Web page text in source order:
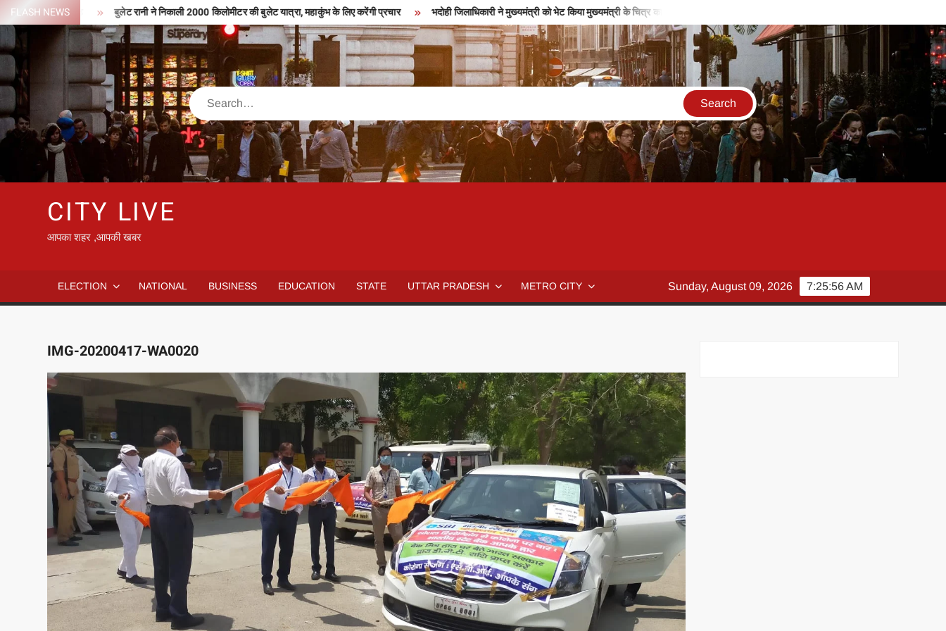
Skip
to
content
FLASH NEWS
मिले 127 करोड़ बुलेट रानी ने निकाली 2000 किलोमीटर की बुलेट यात्रा, महाकुंभ के लिए करेंगी प्रचार भदोही जिलाधिकारी ने मुख्यमंत्री को भेट किया मुख्यमंत्री के चित्र का कालीन
Search
CITY LIVE
आपका शहर ,आपकी खबर
ELECTION NATIONAL BUSINESS EDUCATION STATE UTTAR PRADESH METRO CITY 7:25:57 AM
Sunday, August 09, 2026
IMG-20200417-WA0020